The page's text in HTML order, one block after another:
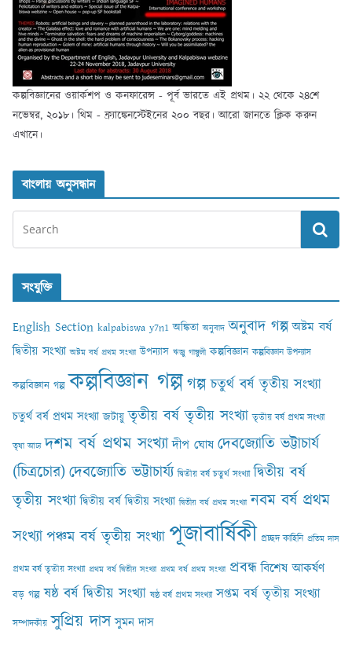
কল্পবিজ্ঞানের ওয়ার্কশপ ও কনফারেন্স - পূর্ব ভারতে এই প্রথম। ২২ থেকে ২৪শে
নভেম্বর, ২০১৮। থিম - ফ্র্যাঙ্কেনস্টেইনের ২০০ বছর। আরো জানতে ক্লিক করুন
এখানে।
বাংলায় অনুসন্ধান
সংযুক্তি
English Section kalpabiswa y7n1 অঙ্কিতা অনুবাদ অনুবাদ গল্প অষ্টম বর্ষ
দ্বিতীয় সংখ্যা অষ্টম বর্ষ প্রথম সংখ্যা উপন্যাস ঋজু গাঙ্গুলী কল্পবিজ্ঞান কল্পবিজ্ঞান উপন্যাস
কল্পবিজ্ঞান গল্প কল্পবিজ্ঞান গল্পগল্প চতুর্থ বর্ষ তৃতীয় সংখ্যা
চতুর্থ বর্ষ প্রথম সংখ্যা জটায়ু তৃতীয় বর্ষ তৃতীয় সংখ্যা তৃতীয় বর্ষ প্রথম সংখ্যা
তৃষা আঢ‍্য দশম বর্ষ প্রথম সংখ্যা দীপ ঘোষ দেবজ্যোতি ভট্টাচার্য
(চিত্রচোর)দেবজ্যোতি ভট্টাচার্য্য দ্বিতীয় বর্ষ চতুর্থ সংখ্যা দ্বিতীয় বর্ষ
তৃতীয় সংখ্যা দ্বিতীয় বর্ষ দ্বিতীয় সংখ্যা দ্বিতীয় বর্ষ প্রথম সংখ্যা নবম বর্ষ প্রথম
সংখ্যাপঞ্চম বর্ষ তৃতীয় সংখ্যা পূজাবার্ষিকী প্রচ্ছদ কাহিনি প্রতিম দাস
প্রথম বর্ষ তৃতীয় সংখ্যা প্রথম বর্ষ দ্বিতীয় সংখ্যা প্রথম বর্ষ প্রথম সংখ্যা প্রবন্ধ বিশেষ আকর্ষণ
বড় গল্প ষষ্ঠ বর্ষ দ্বিতীয় সংখ্যা ষষ্ঠ বর্ষ প্রথম সংখ্যা সপ্তম বর্ষ তৃতীয় সংখ্যা
সম্পাদকীয় সুপ্রিয় দাস সুমন দাস